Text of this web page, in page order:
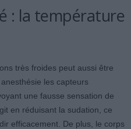
: la température
très froides peut aussi être
les capteurs
une fausse sensation de
en réduisant la sudation, ce
efficacement. De plus, le corps